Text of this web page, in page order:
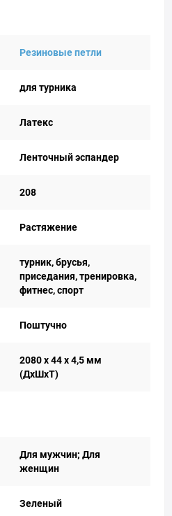
Резиновые петли
для турника
Латекс
Ленточный эспандер
208
Растяжение
турник, брусья,
приседания, тренировка,
фитнес, спорт
Поштучно
2080 х 44 х 4,5 мм
(ДхШхТ)
Для мужчин; Для
женщин
Зеленый